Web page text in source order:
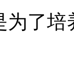
了培